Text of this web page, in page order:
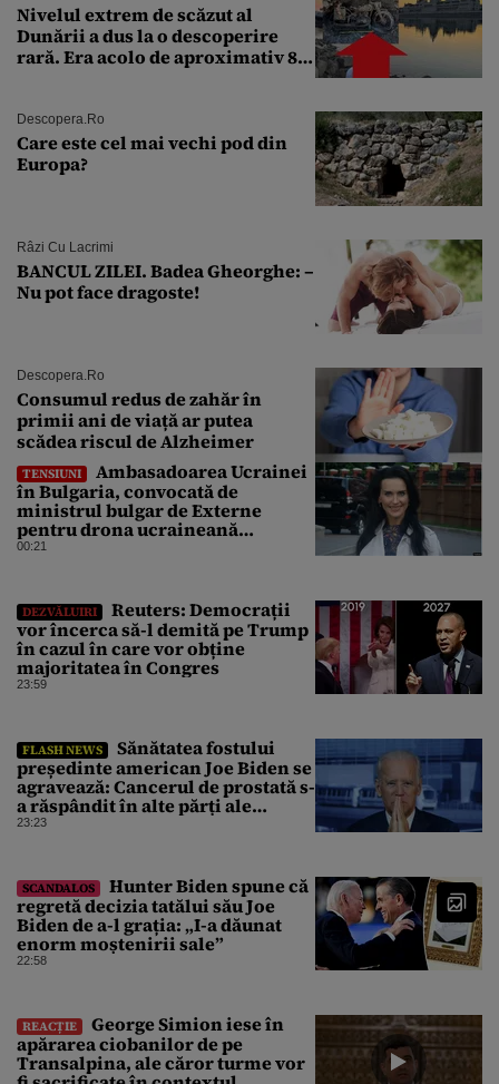
Nivelul extrem de scăzut al
Dunării a dus la o descoperire
rară. Era acolo de aproximativ 80
Descopera.ro
Care este cel mai vechi pod din
Europa?
Râzi Cu Lacrimi
BANCUL ZILEI. Badea Gheorghe: –
Nu pot face dragoste!
Descopera.ro
Consumul redus de zahăr în
primii ani de viață ar putea
scădea riscul de Alzheimer
TENSIUNI
Ambasadoarea Ucrainei
în Bulgaria, convocată de
ministrul bulgar de Externe
pentru drona ucraineană
prăbușită în apropierea
00:21
DEZVĂLUIRI
Reuters: Democrații
vor încerca să-l demită pe Trump
în cazul în care vor obține
majoritatea în Congres
23:59
FLASH NEWS
Sănătatea fostului
președinte american Joe Biden se
agravează: Cancerul de prostată s-
a răspândit în alte părți ale
corpului
23:23
SCANDALOS
Hunter Biden spune că
regretă decizia tatălui său Joe
Biden de a-l grația: „I-a dăunat
enorm moștenirii sale”
22:58
REACȚIE
George Simion iese în
apărarea ciobanilor de pe
Transalpina, ale căror turme vor